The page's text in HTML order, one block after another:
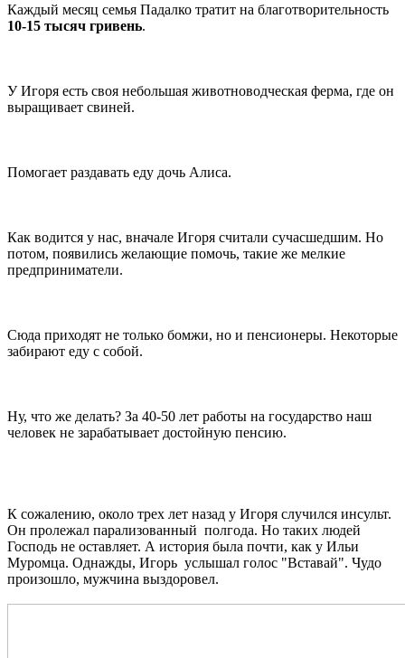
Каждый месяц семья Падалко тратит на благотворительность
10-15 тысяч гривень.
У Игоря есть своя небольшая животноводческая ферма, где он
выращивает свиней.
Помогает раздавать еду дочь Алиса.
Как водится у нас, вначале Игоря считали сучасшедшим. Но
потом, появились желающие помочь, такие же мелкие
предприниматели.
Сюда приходят не только бомжи, но и пенсионеры. Некоторые
забирают еду с собой.
Ну, что же делать? За 40-50 лет работы на государство наш
человек не зарабатывает достойную пенсию.
К сожалению, около трех лет назад у Игоря случился инсульт.
Он пролежал парализованный полгода. Но таких людей
Господь не оставляет. А история была почти, как у Ильи
Муромца. Однажды, Игорь услышал голос "Вставай". Чудо
произошло, мужчина выздоровел.